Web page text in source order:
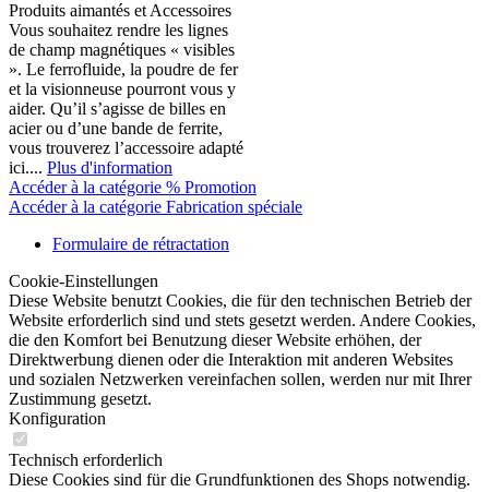
Produits aimantés et Accessoires
Vous souhaitez rendre les lignes
de champ magnétiques « visibles
». Le ferrofluide, la poudre de fer
et la visionneuse pourront vous y
aider. Qu’il s’agisse de billes en
acier ou d’une bande de ferrite,
vous trouverez l’accessoire adapté
ici.... Plus d'information
Accéder à la catégorie % Promotion
Accéder à la catégorie Fabrication spéciale
Formulaire de rétractation
Cookie-Einstellungen
Diese Website benutzt Cookies, die für den technischen Betrieb der
Website erforderlich sind und stets gesetzt werden. Andere Cookies,
die den Komfort bei Benutzung dieser Website erhöhen, der
Direktwerbung dienen oder die Interaktion mit anderen Websites
und sozialen Netzwerken vereinfachen sollen, werden nur mit Ihrer
Zustimmung gesetzt.
Konfiguration
Technisch erforderlich
Diese Cookies sind für die Grundfunktionen des Shops notwendig.